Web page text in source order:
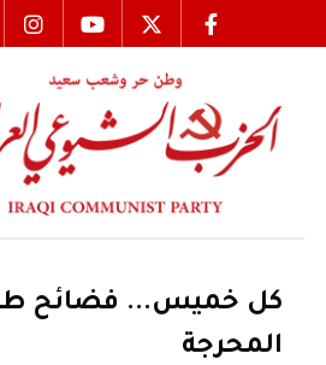
كل خميس... فضائح
المحرجة